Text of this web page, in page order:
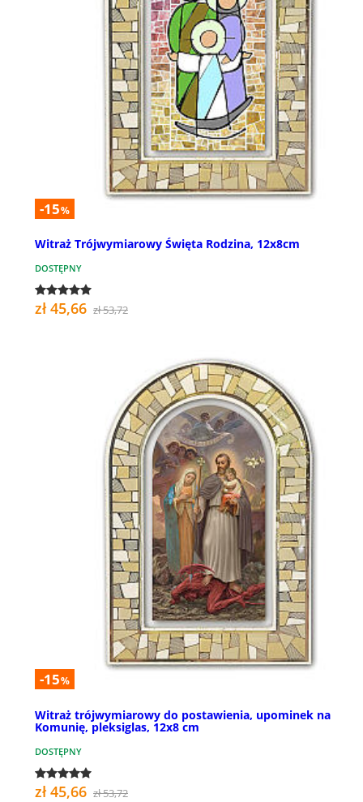
-15%
Witraż Trójwymiarowy Święta Rodzina, 12x8cm
DOSTĘPNY
zł 45,66 zł 53,72
-15%
Witraż trójwymiarowy do postawienia, upominek na
Komunię, pleksiglas, 12x8 cm
DOSTĘPNY
zł 45,66 zł 53,72